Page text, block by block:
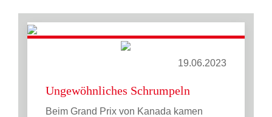
19.06.2023
Ungewöhnliches Schrumpeln
Beim Grand Prix von Kanada kamen